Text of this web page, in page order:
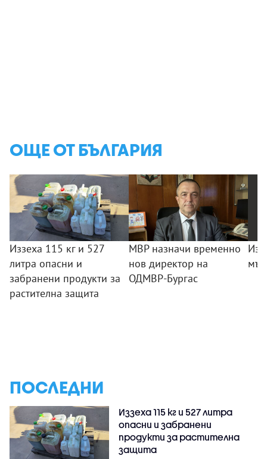
ОЩЕ ОТ БЪЛГАРИЯ
Иззеха 115 кг и 527
литра опасни и
забранени продукти за
растителна защита
МВР назначи временно
нов директор на
ОДМВР-Бургас
ПОСЛЕДНИ
Иззеха 115 кг и 527 литра
опасни и забранени
продукти за растителна
защита